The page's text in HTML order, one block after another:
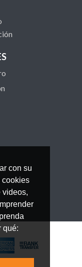
con su
cookies
videos,
qué: